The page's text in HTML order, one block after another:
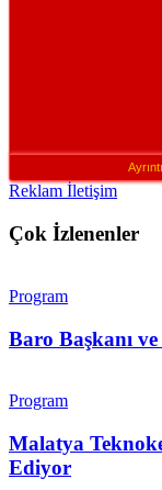
Reklam İletişim
Çok İzlenenler
Program
Baro Başkanı
Program
Malatya
Ediyor